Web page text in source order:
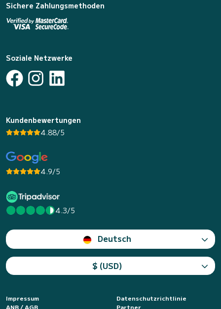
Sichere Zahlungsmethoden
Soziale Netzwerke
Kundenbewertungen
4.88/5
4.9/5
4.3/5
Deutsch
$ (USD)
Impressum
Datenschutzrichtlinie
ANB / AGB
Partner